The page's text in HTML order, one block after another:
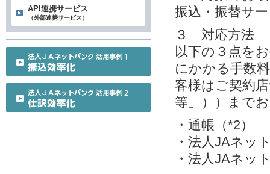
振込・振替サ
３ 対応方法
以下の３点を
にかかる手数
客様はご契約
等」））まで
・通帳（*2）
・法人JAネッ
・法人JAネッ
API連携サービス
（外部連携サービス）